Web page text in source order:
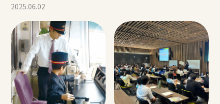
2025.06.02